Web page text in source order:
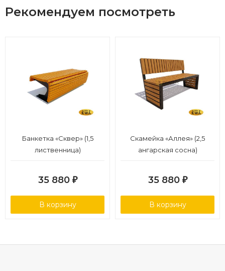
Рекомендуем посмотреть
Банкетка «Сквер» (1,5
лиственница)
35 880 ₽
В корзину
Скамейка «Аллея» (2,5
ангарская сосна)
35 880 ₽
В корзину